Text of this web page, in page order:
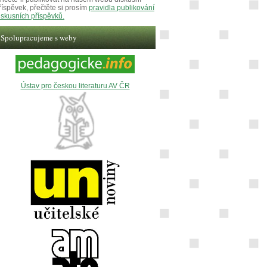
přečtěte si prosím pravidla publikování
příspěvků.
Spolupracujeme s weby
Ústav pro českou literaturu AV ČR